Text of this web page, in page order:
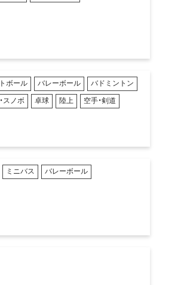
ボール バレーボール バドミントン
スノボ 卓球 陸上 空手・剣道
ミニバス バレーボール